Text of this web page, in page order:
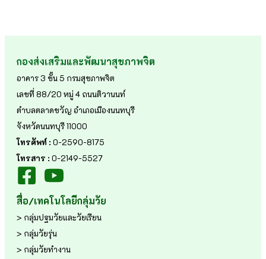
กองส่งเสริมและพัฒนาสุขภาพจิต
อาคาร 3 ชั้น 5 กรมสุขภาพจิต
เลขที่ 88/20 หมู่ 4 ถนนติวานนท์
ตำบลตลาดขวัญ อำเภอเมืองนนทบุรี
จังหวัดนนทบุรี 11000
โทรศัพท์ : 0-2590-8175
โทรสาร : 0-2149-5527
สื่อ/เทคโนโลยีกลุ่มวัย
> กลุ่มปฐมวัยและวัยเรียน
> กลุ่มวัยรุ่น
> กลุ่มวัยทำงาน